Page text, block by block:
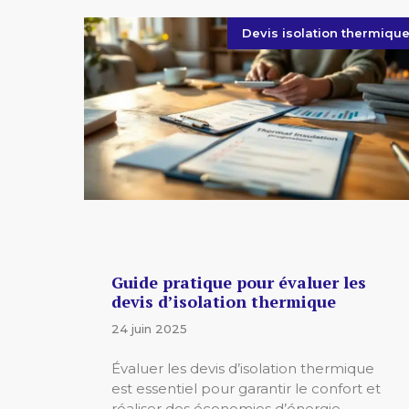
Devis isolation
Guide pratique pour évaluer les
devis d’isolation thermique
24 juin 2025
Évaluer les devis d’isolation thermique
est essentiel pour garantir le confort et